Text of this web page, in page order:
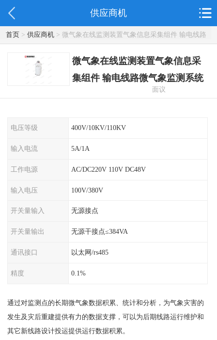
供应商机
首页> 供应商机> 微气象在线监测装置气象信息采集组件 输电线路
微气象监测系统
微气象在线监测装置气象信息采
集组件 输电线路微气象监测系统
面议
电压等级 400V/10KV/110KV
输入电流 5A/1A
工作电源 AC/DC220V 110V DC48V
输入电压 100V/380V
开关量输入 无源接点
开关量输出 无源干接点≤384VA
通讯接口 以太网/rs485
精度 0.1%
通过对监测点的长期微气象数据积累、统计和分析，为气象灾害的
发生及灾后重建提供有力的数据支撑，可以为后期线路运行维护和
其它新线路设计投运提供运行数据积累。